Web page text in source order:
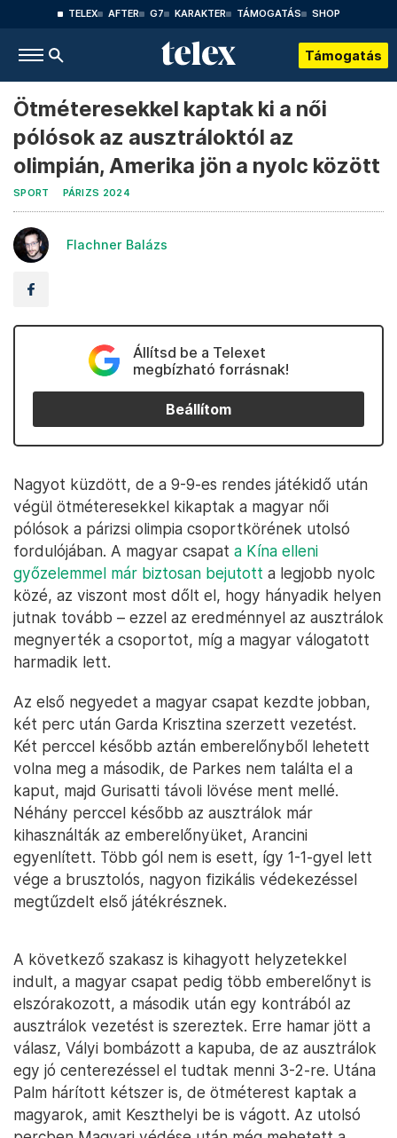
TELEX AFTER G7 KARAKTER TÁMOGATÁS SHOP
Támogatás
Ötméteresekkel kaptak ki a női
pólósok az ausztráloktól az
olimpián, Amerika jön a nyolc között
SPORT PÁRIZS 2024
Flachner Balázs
Állítsd be a Telexet
megbízható forrásnak!
Beállítom
Nagyot küzdött, de a 9-9-es rendes játékidő után
végül ötméteresekkel kikaptak a magyar női
pólósok a párizsi olimpia csoportkörének utolsó
fordulójában. A magyar csapat a Kína elleni
győzelemmel már biztosan bejutott a legjobb nyolc
közé, az viszont most dőlt el, hogy hányadik helyen
jutnak tovább – ezzel az eredménnyel az ausztrálok
megnyerték a csoportot, míg a magyar válogatott
harmadik lett.
Az első negyedet a magyar csapat kezdte jobban,
két perc után Garda Krisztina szerzett vezetést.
Két perccel később aztán emberelőnyből lehetett
volna meg a második, de Parkes nem találta el a
kaput, majd Gurisatti távoli lövése ment mellé.
Néhány perccel később az ausztrálok már
kihasználták az emberelőnyüket, Arancini
egyenlített. Több gól nem is esett, így 1-1-gyel lett
vége a brusztolós, nagyon fizikális védekezéssel
megtűzdelt első játékrésznek.
A következő szakasz is kihagyott helyzetekkel
indult, a magyar csapat pedig több emberelőnyt is
elszórakozott, a második után egy kontrából az
ausztrálok vezetést is szereztek. Erre hamar jött a
válasz, Vályi bombázott a kapuba, de az ausztrálok
egy jó centerezéssel el tudtak menni 3-2-re. Utána
Palm hárított kétszer is, de ötméterest kaptak a
magyarok, amit Keszthelyi be is vágott. Az utolsó